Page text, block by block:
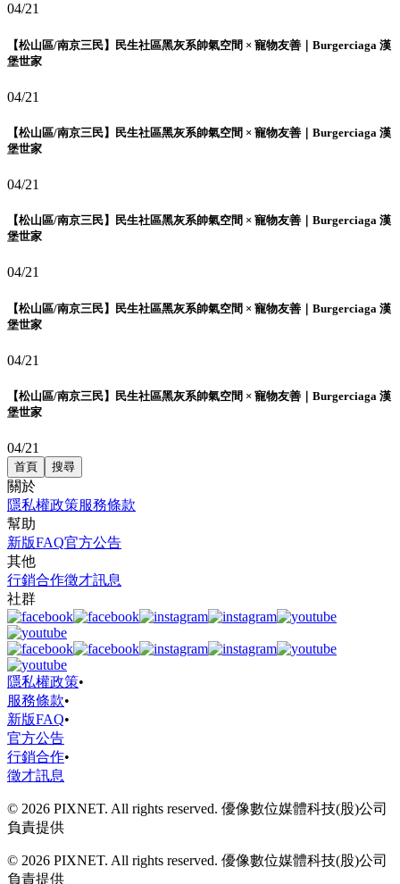
04/21
【松山區/南京三民】民生社區黑灰系帥氣空間 × 寵物友善｜Burgerciaga 漢
堡世家
04/21
【松山區/南京三民】民生社區黑灰系帥氣空間 × 寵物友善｜Burgerciaga 漢
堡世家
04/21
【松山區/南京三民】民生社區黑灰系帥氣空間 × 寵物友善｜Burgerciaga 漢
堡世家
04/21
【松山區/南京三民】民生社區黑灰系帥氣空間 × 寵物友善｜Burgerciaga 漢
堡世家
04/21
【松山區/南京三民】民生社區黑灰系帥氣空間 × 寵物友善｜Burgerciaga 漢
堡世家
04/21
首頁 搜尋
關於
隱私權政策服務條款
幫助
新版FAQ官方公告
其他
行銷合作徵才訊息
社群
隱私權政策•
服務條款•
新版FAQ•
官方公告
行銷合作•
徵才訊息
© 2026 PIXNET. All rights reserved. 優像數位媒體科技(股)公司
負責提供
© 2026 PIXNET. All rights reserved. 優像數位媒體科技(股)公司
負責提供